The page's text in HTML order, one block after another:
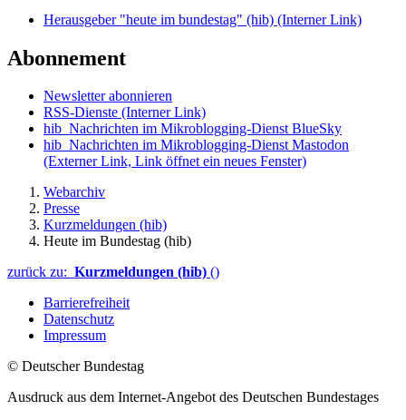
Herausgeber "heute im bundestag" (hib) (Interner Link)
Abonnement
Newsletter abonnieren
RSS-Dienste (Interner Link)
hib_Nachrichten im Mikroblogging-Dienst BlueSky
hib_Nachrichten im Mikroblogging-Dienst Mastodon
(Externer Link, Link öffnet ein neues Fenster)
Webarchiv
Presse
Kurzmeldungen (hib)
Heute im Bundestag (hib)
zurück zu: Kurzmeldungen (hib) ()
Barrierefreiheit
Datenschutz
Impressum
© Deutscher Bundestag
Ausdruck aus dem Internet-Angebot des Deutschen Bundestages